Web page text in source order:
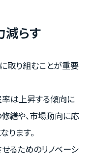
減らす
取り組むことが重要
は上昇する傾向に
繕や、市場動向に応
ります。
るためのリノベーシ